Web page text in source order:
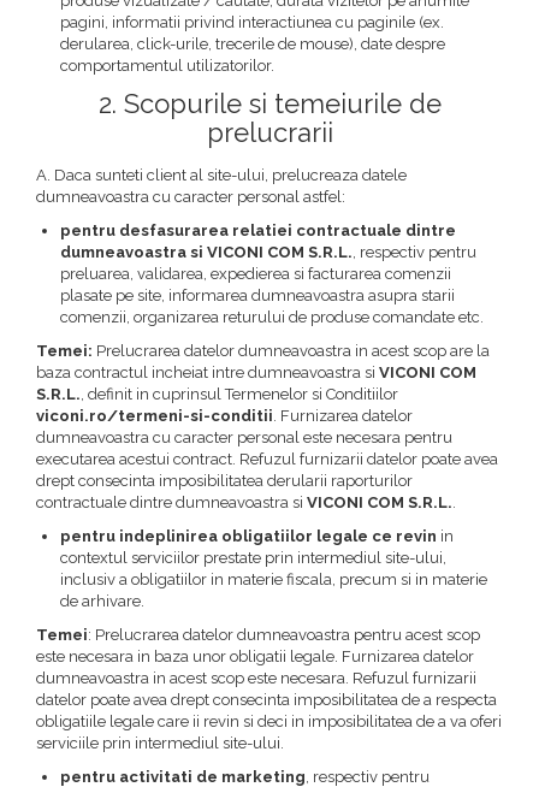
pagini, informatii privind interactiunea cu paginile (ex.
derularea, click-urile, trecerile de mouse), date despre
comportamentul utilizatorilor.
2. Scopurile si temeiurile de
prelucrarii
A. Daca sunteti client al site-ului, prelucreaza datele
dumneavoastra cu caracter personal astfel:
pentru desfasurarea relatiei contractuale dintre
dumneavoastra si VICONI COM S.R.L., respectiv pentru
preluarea, validarea, expedierea si facturarea comenzii
plasate pe site, informarea dumneavoastra asupra starii
comenzii, organizarea returului de produse comandate etc.
Temei: Prelucrarea datelor dumneavoastra in acest scop are la
baza contractul incheiat intre dumneavoastra si VICONI COM
S.R.L., definit in cuprinsul Termenelor si Conditiilor
viconi.ro/termeni-si-conditii. Furnizarea datelor
dumneavoastra cu caracter personal este necesara pentru
executarea acestui contract. Refuzul furnizarii datelor poate avea
drept consecinta imposibilitatea derularii raporturilor
contractuale dintre dumneavoastra si VICONI COM S.R.L..
pentru indeplinirea obligatiilor legale ce revin in
contextul serviciilor prestate prin intermediul site-ului,
inclusiv a obligatiilor in materie fiscala, precum si in materie
de arhivare.
Temei: Prelucrarea datelor dumneavoastra pentru acest scop
este necesara in baza unor obligatii legale. Furnizarea datelor
dumneavoastra in acest scop este necesara. Refuzul furnizarii
datelor poate avea drept consecinta imposibilitatea de a respecta
obligatiile legale care ii revin si deci in imposibilitatea de a va oferi
serviciile prin intermediul site-ului.
pentru activitati de marketing, respectiv pentru